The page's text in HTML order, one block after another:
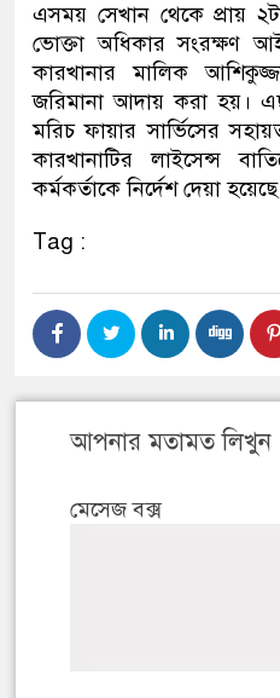
এসময় সেখান থেকে প্রায়
ভোক্তা অধিকার সংরক্ষণ
কারখানার মালিক
জরিমানা আদায় করা হয়।
মরিচ ফায়ার সার্ভিসের
কারখানাটির লাইসেন্স
কর্মকর্তাকে নির্দেশ দেয়া
Tag :
আপনার মতামত লিখুন
মেসেজ বক্স